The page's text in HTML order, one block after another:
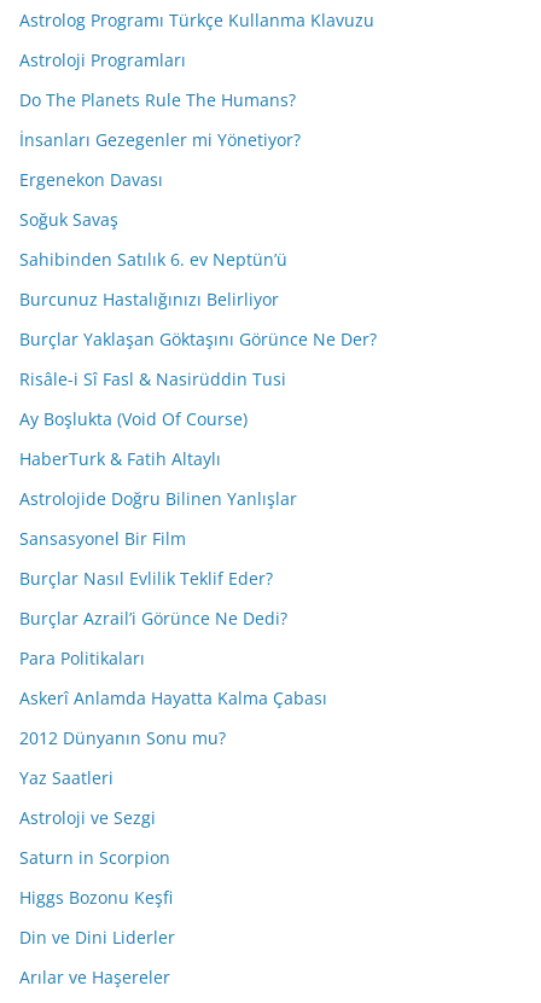
Astrolog Programı Türkçe Kullanma Klavuzu
Astroloji Programları
Do The Planets Rule The Humans?
İnsanları Gezegenler mi Yönetiyor?
Ergenekon Davası
Soğuk Savaş
Sahibinden Satılık 6. ev Neptün’ü
Burcunuz Hastalığınızı Belirliyor
Burçlar Yaklaşan Göktaşını Görünce Ne Der?
Risâle-i Sî Fasl & Nasirüddin Tusi
Ay Boşlukta (Void Of Course)
HaberTurk & Fatih Altaylı
Astrolojide Doğru Bilinen Yanlışlar
Sansasyonel Bir Film
Burçlar Nasıl Evlilik Teklif Eder?
Burçlar Azrail’i Görünce Ne Dedi?
Para Politikaları
Askerî Anlamda Hayatta Kalma Çabası
2012 Dünyanın Sonu mu?
Yaz Saatleri
Astroloji ve Sezgi
Saturn in Scorpion
Higgs Bozonu Keşfi
Din ve Dini Liderler
Arılar ve Haşereler